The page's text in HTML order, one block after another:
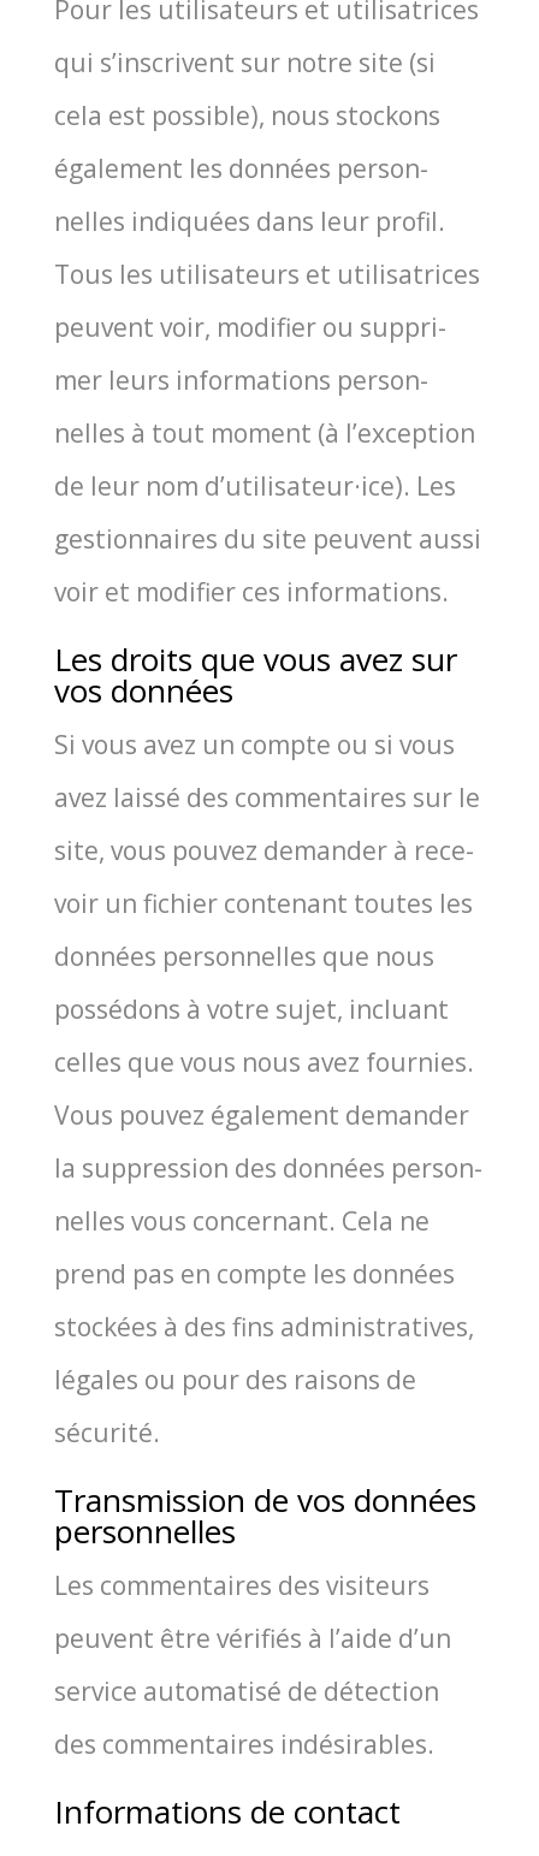
Pour les uti­li­sa­teurs et uti­li­sa­trices
qui s’inscrivent sur notre site (si
cela est pos­sible), nous sto­ckons
éga­le­ment les don­nées per­son­
nelles indi­quées dans leur pro­fil.
Tous les uti­li­sa­teurs et uti­li­sa­trices
peuvent voir, modi­fier ou sup­pri­
mer leurs infor­ma­tions per­son­
nelles à tout moment (à l’exception
de leur nom d’utilisateur·ice). Les
ges­tion­naires du site peuvent aus­si
voir et modi­fier ces informations.
Les droits que vous avez sur
vos données
Si vous avez un compte ou si vous
avez lais­sé des com­men­taires sur le
site, vous pou­vez deman­der à rece­
voir un fichier conte­nant toutes les
don­nées per­son­nelles que nous
pos­sé­dons à votre sujet, incluant
celles que vous nous avez four­nies.
Vous pou­vez éga­le­ment deman­der
la sup­pres­sion des don­nées per­son­
nelles vous concer­nant. Cela ne
prend pas en compte les don­nées
sto­ckées à des fins admi­nis­tra­tives,
légales ou pour des rai­sons de
sécurité.
Transmission de vos données
personnelles
Les com­men­taires des visi­teurs
peuvent être véri­fiés à l’aide d’un
ser­vice auto­ma­ti­sé de détec­tion
des com­men­taires indésirables.
Informations de contact